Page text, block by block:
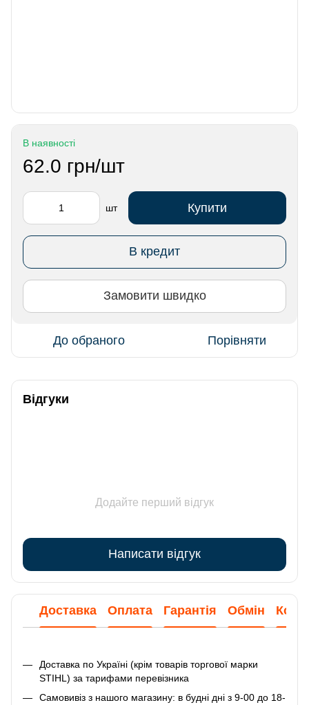
В наявності
62.0 грн/шт
шт Купити
В кредит
Замовити швидко
До обраного Порівняти
Відгуки
Додайте перший відгук
Написати відгук
Доставка Оплата Гарантія Обмін
Доставка по Україні (крім товарів торгової марки
STIHL) за тарифами перевізника
Самовивіз з нашого магазину: в будні дні з 9-00 до 18-